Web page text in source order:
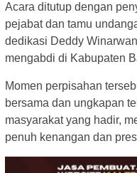
Acara ditutup dengan
pejabat dan tamu
dedikasi Deddy
mengabdi di Kabupaten
Momen perpisahan
bersama dan ungkapan
masyarakat yang hadir,
penuh kenangan dan